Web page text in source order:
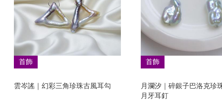
首飾
雲岑謠｜幻彩三角珍珠古風耳勾
首飾
月瀾汐｜碎銀子巴洛克珍
月牙耳釘